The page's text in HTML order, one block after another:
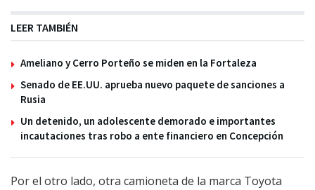
LEER TAMBIÉN
Ameliano y Cerro Porteño se miden en la Fortaleza
Senado de EE.UU. aprueba nuevo paquete de sanciones a
Rusia
Un detenido, un adolescente demorado e importantes
incautaciones tras robo a ente financiero en Concepción
Por el otro lado, otra camioneta de la marca Toyota